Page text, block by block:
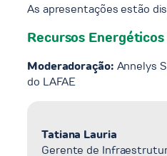
As apresentações estão
Recursos
Moderadoração: Annelys
do LAFAE
Tatiana Lauria
Gerente de